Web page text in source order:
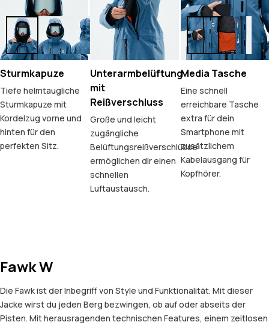
Sturmkapuze
Tiefe helmtaugliche
Sturmkapuze mit
Kordelzug vorne und
hinten für den
perfekten Sitz.
Unterarmbelüftung
mit
Reißverschluss
Große und leicht
zugängliche
Belüftungsreißverschlüsse
ermöglichen dir einen
schnellen
Luftaustausch.
Media Tasche
Eine schnell
erreichbare Tasche
extra für dein
Smartphone mit
zusätzlichem
Kabelausgang für
Kopfhörer.
Fawk W
Die Fawk ist der Inbegriff von Style und Funktionalität. Mit dieser
Jacke wirst du jeden Berg bezwingen, ob auf oder abseits der
Pisten. Mit herausragenden technischen Features, einem zeitlosen